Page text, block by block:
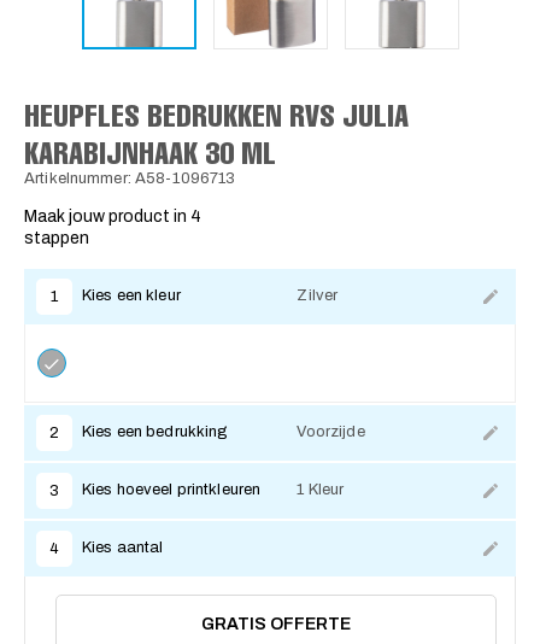
HEUPFLES BEDRUKKEN RVS JULIA
KARABIJNHAAK 30 ML
Artikelnummer: A58-1096713
Maak jouw product in 4
stappen
1 Kies een kleur Zilver
2 Kies een bedrukking Voorzijde
3 Kies hoeveel printkleuren 1 Kleur
4 Kies aantal
GRATIS OFFERTE